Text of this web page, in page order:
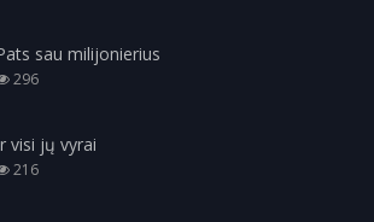
sau milijonierius
296
visi jų vyrai
216